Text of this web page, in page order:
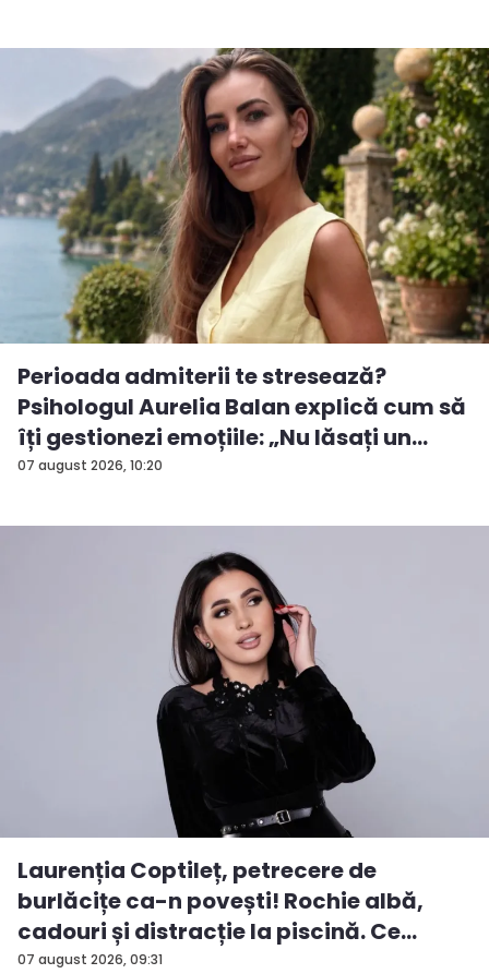
07 august 2026, 10:20
Perioada admiterii te stresează?
Psihologul Aurelia Balan explică cum să
îți gestionezi emoțiile: „Nu lăsați un
rezu...
07 august 2026, 09:31
Laurenția Coptileț, petrecere de
burlăcițe ca-n povești! Rochie albă,
cadouri și distracție la piscină. Ce
surp...